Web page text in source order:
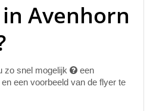
Avenhorn
zo snel mogelijk
een
een voorbeeld van de flyer te